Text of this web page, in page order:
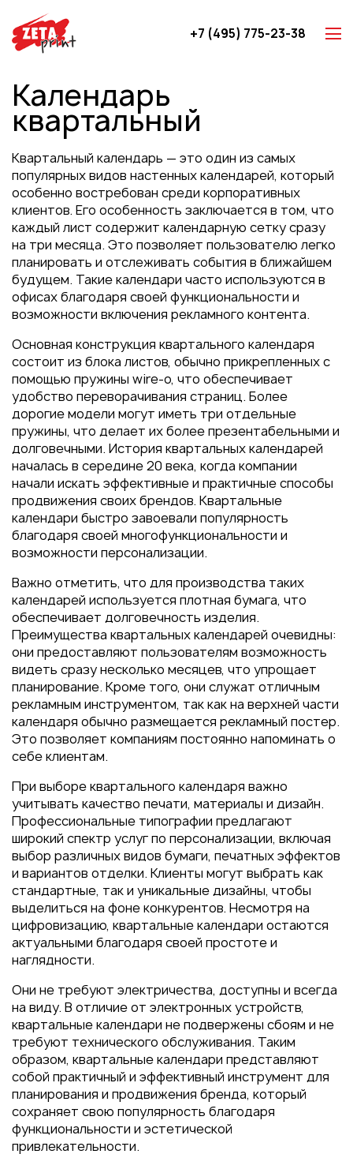
Брошюры
Буклеты
Каталоги
Листовки
Книги
Папки
Календари
Упаковка
Пакеты
Конверты
Журналы
Полиграфия для выставок
под ключ
Полиграфия к выборам 2026
+7 (495) 775-23-38
Календарь
квартальный
Квартальный календарь — это один из самых
популярных видов настенных календарей, который
особенно востребован среди корпоративных
клиентов. Его особенность заключается в том, что
каждый лист содержит календарную сетку сразу
на три месяца. Это позволяет пользователю легко
планировать и отслеживать события в ближайшем
будущем. Такие календари часто используются в
офисах благодаря своей функциональности и
возможности включения рекламного контента.
Основная конструкция квартального календаря
состоит из блока листов, обычно прикрепленных с
помощью пружины wire-o, что обеспечивает
удобство переворачивания страниц. Более
дорогие модели могут иметь три отдельные
пружины, что делает их более презентабельными и
долговечными. История квартальных календарей
началась в середине 20 века, когда компании
начали искать эффективные и практичные способы
продвижения своих брендов. Квартальные
календари быстро завоевали популярность
благодаря своей многофункциональности и
возможности персонализации.
Важно отметить, что для производства таких
календарей используется плотная бумага, что
обеспечивает долговечность изделия.
Преимущества квартальных календарей очевидны:
они предоставляют пользователям возможность
видеть сразу несколько месяцев, что упрощает
планирование. Кроме того, они служат отличным
рекламным инструментом, так как на верхней части
календаря обычно размещается рекламный постер.
Это позволяет компаниям постоянно напоминать о
себе клиентам.
При выборе квартального календаря важно
учитывать качество печати, материалы и дизайн.
Профессиональные типографии предлагают
широкий спектр услуг по персонализации, включая
выбор различных видов бумаги, печатных эффектов
и вариантов отделки. Клиенты могут выбрать как
стандартные, так и уникальные дизайны, чтобы
выделиться на фоне конкурентов. Несмотря на
цифровизацию, квартальные календари остаются
актуальными благодаря своей простоте и
наглядности.
Они не требуют электричества, доступны и всегда
на виду. В отличие от электронных устройств,
квартальные календари не подвержены сбоям и не
требуют технического обслуживания. Таким
образом, квартальные календари представляют
собой практичный и эффективный инструмент для
планирования и продвижения бренда, который
сохраняет свою популярность благодаря
функциональности и эстетической
привлекательности.